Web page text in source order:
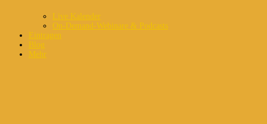
Live Kalender
On-Demand-Webinare & Podcasts
Eintragen
Blog
Mehr